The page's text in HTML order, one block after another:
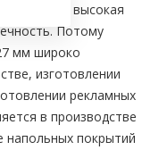
высокая
Потому
мм широко
изготовлении
рекламных
в производстве
напольных покрытий